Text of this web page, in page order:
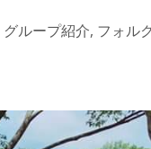
グループ紹介, フォル